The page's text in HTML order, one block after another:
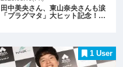
田中美央さん、東山奈央さんも涙
「プラグマタ」大ヒット記念！…
1 User